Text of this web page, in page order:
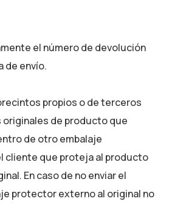
el número de devolución
de envío.
propios o de terceros
originales de producto que
de otro embalaje
cliente que proteja al producto
En caso de no enviar el
protector externo al original no